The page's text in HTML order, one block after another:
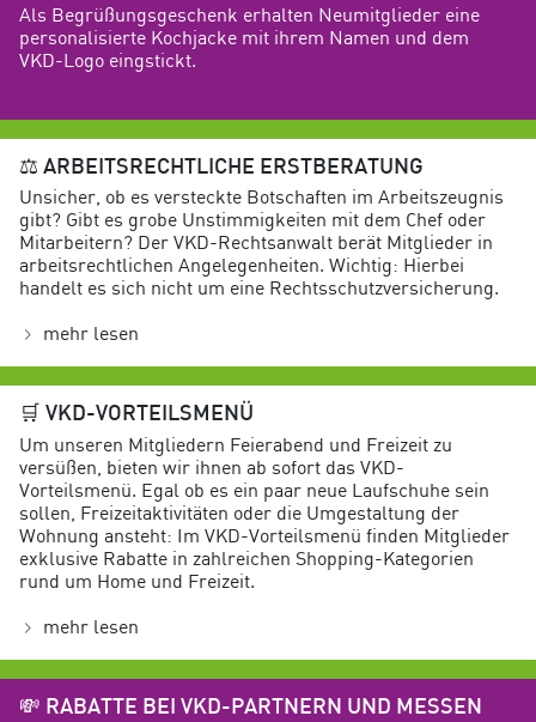
Als Begrüßungsgeschenk erhalten Neumitglieder eine
personalisierte Kochjacke mit ihrem Namen und dem
VKD-Logo eingstickt.
⚖️ ARBEITSRECHTLICHE ERSTBERATUNG
Unsicher, ob es versteckte Botschaften im Arbeitszeugnis
gibt? Gibt es grobe Unstimmigkeiten mit dem Chef oder
Mitarbeitern? Der VKD-Rechtsanwalt berät Mitglieder in
arbeitsrechtlichen Angelegenheiten. Wichtig: Hierbei
handelt es sich nicht um eine Rechtsschutzversicherung.
mehr lesen
🛒 VKD-VORTEILSMENÜ
Um unseren Mitgliedern Feierabend und Freizeit zu
versüßen, bieten wir ihnen ab sofort das VKD-
Vorteilsmenü. Egal ob es ein paar neue Laufschuhe sein
sollen, Freizeitaktivitäten oder die Umgestaltung der
Wohnung ansteht: Im VKD-Vorteilsmenü finden Mitglieder
exklusive Rabatte in zahlreichen Shopping-Kategorien
rund um Home und Freizeit.
mehr lesen
💸 RABATTE BEI VKD-PARTNERN UND MESSEN